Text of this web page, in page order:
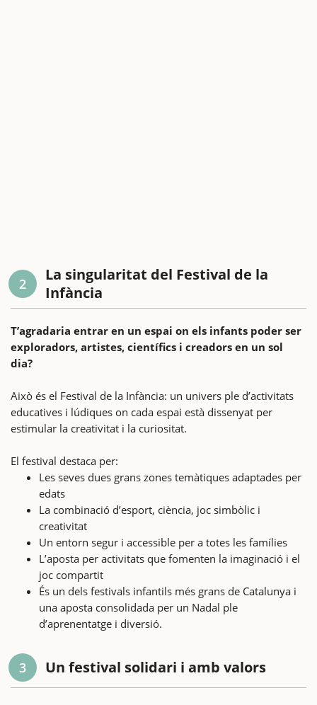
2
La singularitat del Festival de la
Infància
T’agradaria entrar en un espai on els infants poder ser
exploradors, artistes, científics i creadors en un sol
dia?
Això és el Festival de la Infància: un univers ple d’activitats
educatives i lúdiques on cada espai està dissenyat per
estimular la creativitat i la curiositat.
El festival destaca per:
Les seves dues grans zones temàtiques adaptades per
edats
La combinació d’esport, ciència, joc simbòlic i
creativitat
Un entorn segur i accessible per a totes les famílies
L’aposta per activitats que fomenten la imaginació i el
joc compartit
És un dels festivals infantils més grans de Catalunya i
una aposta consolidada per un Nadal ple
d’aprenentatge i diversió.
3 Un festival solidari i amb valors